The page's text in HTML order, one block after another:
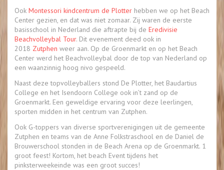
Ook Montessori kindcentrum de Plotter hebben we op het Beach
Center gezien, en dat was niet zomaar. Zij waren de eerste
basisschool in Nederland die aftrapte bij de Eredivisie
Beachvolleybal Tour. Dit evenement deed ook in
2018 Zutphen weer aan. Op de Groenmarkt en op het Beach
Center werd het Beachvolleybal door de top van Nederland op
een waanzinnig hoog nivo gespeeld.
Naast deze topvolleyballers stond De Plotter, het Baudartius
College en het Isendoorn College ook in’t zand op de
Groenmarkt. Een geweldige ervaring voor deze leerlingen,
sporten midden in het centrum van Zutphen.
Ook G-toppers van diverse sportverenigingen uit de gemeente
Zutphen en teams van de Anne Folkstraschool en de Daniel de
Brouwerschool stonden in de Beach Arena op de Groenmarkt. 1
groot feest! Kortom, het beach Event tijdens het
pinksterweekeinde was een groot succes!